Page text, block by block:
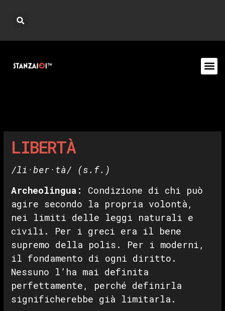
LIBERTÀ
/li·ber·tà/ (s.f.)
Archeolingua :
Condizione di chi può
agire secondo la propria volontà,
nei limiti delle leggi naturali e
civili. Per i greci era il bene
supremo della polis. Per i moderni,
il fondamento di ogni diritto.
Nessuno l’ha mai definita
perfettamente, perché definirla
significherebbe già limitarla.